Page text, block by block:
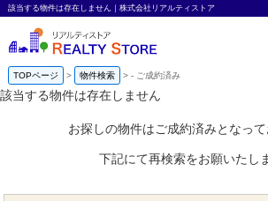
該当する物件は存在しません｜株式会社リアルティストア
TOPページ 物件検索 - ご成約済み
該当する物件は存在しません
お探しの物件はご成約済みとなって
下記にて再検索をお願いたし